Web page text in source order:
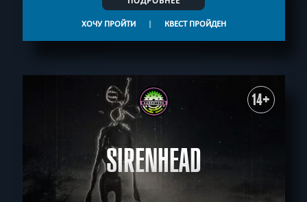
ХОЧУ ПРОЙТИ | КВЕСТ ПРОЙДЕН
14+
SIRENHEAD